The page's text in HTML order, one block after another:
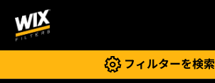
フィルターを検索